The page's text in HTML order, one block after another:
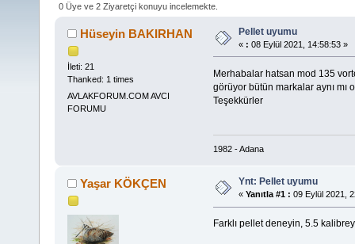
0 Üye ve 2 Ziyaretçi konuyu incelemekte.
Hüseyin BAKIRHAN
İleti: 21
Thanked: 1 times
AVLAKFORUM.COM AVCI
FORUMU
Pellet uyumu
« : 08 Eylül 2021, 14:58:53 »
Merhabalar hatsan mod 135
görüyor bütün markalar aynı mı
Teşekkürler
1982 - Adana
Yaşar KÖKÇEN Ynt: Pellet uyumu
« Yanıtla #1 : 09 Eylül 2021,
Farklı pellet deneyin, 5.5